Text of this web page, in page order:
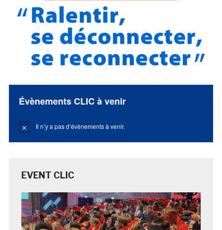
Évènements CLIC à venir
Notice Il n’y a pas d’évènements à venir.
EVENT CLIC